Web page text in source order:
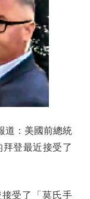
：美國前總統
登最近接受了
受了「莫氏手